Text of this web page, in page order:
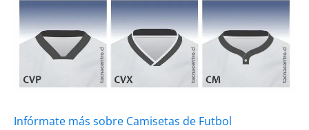
Infórmate más sobre Camisetas de Futbol